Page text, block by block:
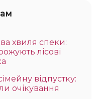
хвиля спеки:
лісові
відпустку:
очікування